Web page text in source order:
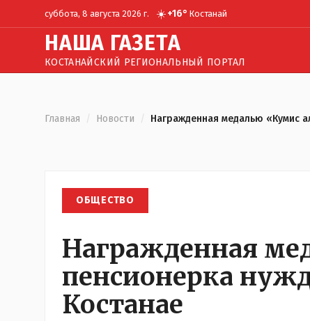
суббота, 8 августа 2026 г. ☀️+16° Костанай
НАША ГАЗЕТА
КОСТАНАЙСКИЙ РЕГИОНАЛЬНЫЙ ПОРТАЛ
Главная / Новости / Награжденная медалью «Кумис
ОБЩЕСТВО
Награжденная
пенсионерка
Костанае